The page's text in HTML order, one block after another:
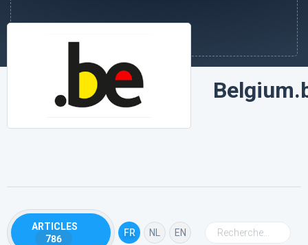
ARTICLES
786
FR NL EN